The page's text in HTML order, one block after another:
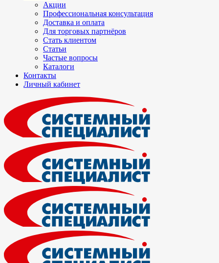
Акции
Профессиональная консультация
Доставка и оплата
Для торговых партнёров
Стать клиентом
Статьи
Частые вопросы
Каталоги
Контакты
Личный кабинет